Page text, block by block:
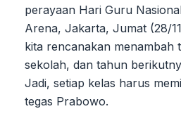
perayaan Hari Guru
Arena, Jakarta, Jumat (28/
kita rencanakan menambah
sekolah, dan tahun
Jadi, setiap kelas harus
tegas Prabowo.